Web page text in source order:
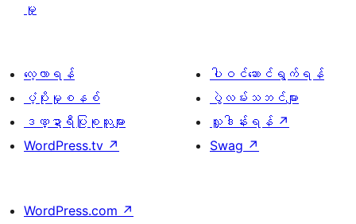
မှု
လေ့လာရန်
ပံ့ပိုးမှုစနစ်
ဒဏ္ဍာရီပြုစုသူများ
WordPress.tv ↗
ပါဝင်ဆောင်ရွက်ရန်
ပွဲလမ်းသဘင်များ
လှူဒါန်းရန် ↗
Swag ↗
WordPress.com ↗